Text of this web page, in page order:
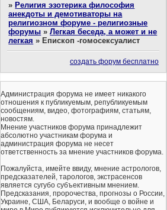
» Религия эзотерика философия
анекдоты и демотиваторы на
религиозном форуме - религиозные
форумы »Легкая беседа, а может и не
легкая » Епископ -гомосексуалист
создать форум бесплатно
Администрация форума не имеет никакого
отношения к публикуемым, републикуемым
сообщениям, видео, фотографиям, статьям,
новостям.
Мнение участников форума принадлежит
абсолютно участникам форума и
администрация форума не несет
ответственность за мнение участников форума.
Пожалуйста, имейте ввиду, мнение астрологов,
предсказателей, тарологов, экстрасенсов
является сугубо субъективным мнением.
Предсказания, пророчества, прогнозы о России,
Украине, США, Беларуси, и вообще о войне и